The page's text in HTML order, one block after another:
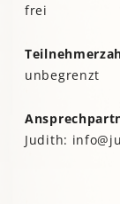
frei
unbegrenzt
Judith: